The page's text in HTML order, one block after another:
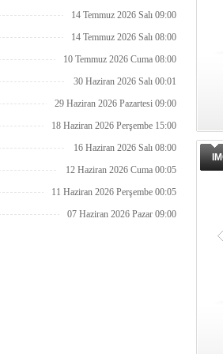
yeniden suyla buluşturdu ve yeni av
14 Temmuz 2026 Salı 09:00
14 Temmuz 2026 Salı 08:00
10 Temmuz 2026 Cuma 08:00
30 Haziran 2026 Salı 00:01
29 Haziran 2026 Pazartesi 09:00
18 Haziran 2026 Perşembe 15:00
16 Haziran 2026 Salı 08:00
12 Haziran 2026 Cuma 00:05
11 Haziran 2026 Perşembe 00:05
07 Haziran 2026 Pazar 09:00